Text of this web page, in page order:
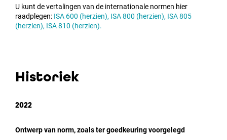
U kunt de vertalingen van de internationale normen hier
raadplegen: ISA 600 (herzien), ISA 800 (herzien), ISA 805
(herzien), ISA 810 (herzien).
Historiek
2022
Ontwerp van norm, zoals ter goedkeuring voorgelegd